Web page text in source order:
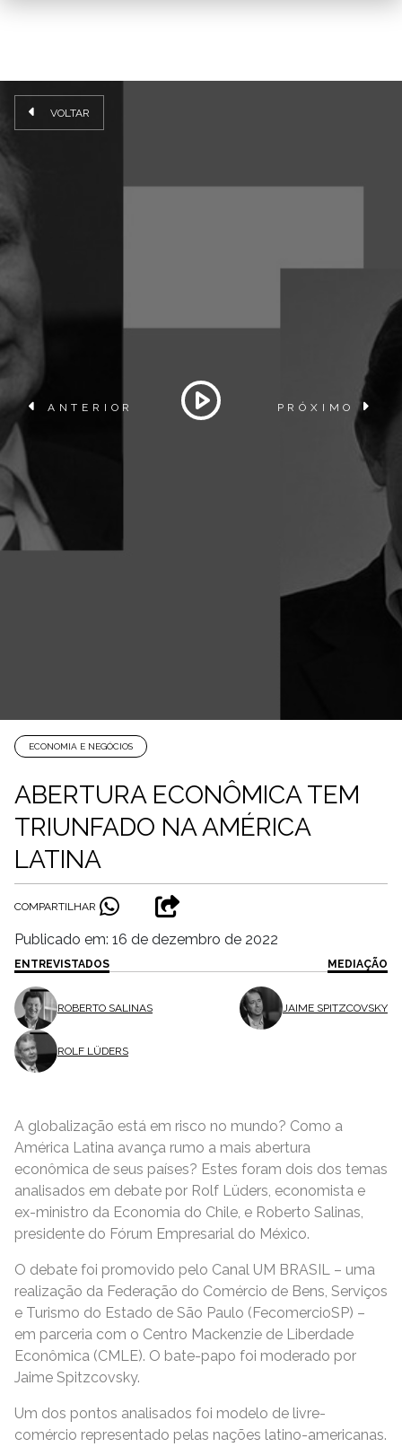
VOLTAR
ANTERIOR PRÓXIMO
ECONOMIA E NEGÓCIOS
ABERTURA ECONÔMICA TEM
TRIUNFADO NA AMÉRICA
LATINA
COMPARTILHAR
Publicado em: 16 de dezembro de 2022
ENTREVISTADOS
ROBERTO SALINAS
ROLF LÜDERS
MEDIAÇÃO
JAIME SPITZCOVSKY
A globalização está em risco no mundo? Como a
América Latina avança rumo a mais abertura
econômica de seus países? Estes foram dois dos temas
analisados em debate por Rolf Lüders, economista e
ex-ministro da Economia do Chile, e Roberto Salinas,
presidente do Fórum Empresarial do México.
O debate foi promovido pelo Canal UM BRASIL – uma
realização da Federação do Comércio de Bens, Serviços
e Turismo do Estado de São Paulo (FecomercioSP) –
em parceria com o Centro Mackenzie de Liberdade
Econômica (CMLE). O bate-papo foi moderado por
Jaime Spitzcovsky.
Um dos pontos analisados foi modelo de livre-
comércio representado pelas nações latino-americanas.